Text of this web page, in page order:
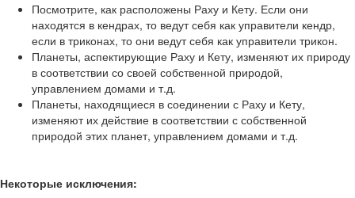
Посмотрите, как расположены Раху и Кету. Если они
находятся в кендрах, то ведут себя как управители кендр,
если в триконах, то они ведут себя как управители трикон.
Планеты, аспектирующие Раху и Кету, изменяют их природу
в соответствии со своей собственной природой,
управлением домами и т.д.
Планеты, находящиеся в соединении с Раху и Кету,
изменяют их действие в соответствии с собственной
природой этих планет, управлением домами и т.д.
Некоторые исключения: